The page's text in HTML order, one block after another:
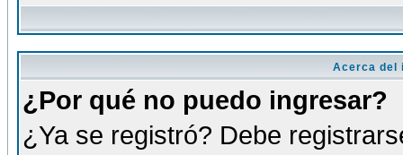
Acerca del
¿Por qué no puedo ingresar?
¿Ya se registró? Debe